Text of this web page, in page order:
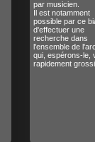
par musicien.
Il est notamment
possible par ce
d'effectuer une
recherche dans
l'ensemble de
qui, espérons-le,
rapidement